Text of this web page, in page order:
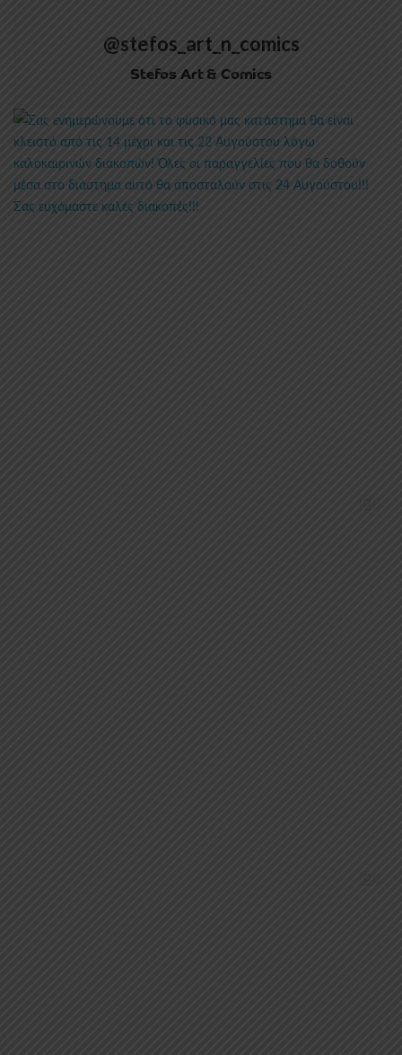
@stefos_art_n_comics
Stefos Art & Comics